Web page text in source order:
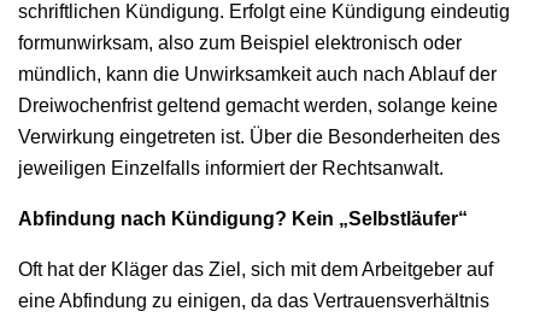
schriftlichen Kündigung. Erfolgt eine Kündigung eindeutig
formunwirksam, also zum Beispiel elektronisch oder
mündlich, kann die Unwirksamkeit auch nach Ablauf der
Dreiwochenfrist geltend gemacht werden, solange keine
Verwirkung eingetreten ist. Über die Besonderheiten des
jeweiligen Einzelfalls informiert der Rechtsanwalt.
Abfindung nach Kündigung? Kein „Selbstläufer“
Oft hat der Kläger das Ziel, sich mit dem Arbeitgeber auf
eine Abfindung zu einigen, da das Vertrauensverhältnis